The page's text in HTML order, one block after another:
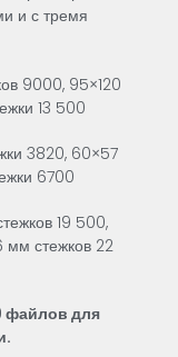
и с тремя
9000, 95×120
13 500
3820, 60×57
6700
19 500,
мм стежков 22
файлов для
.